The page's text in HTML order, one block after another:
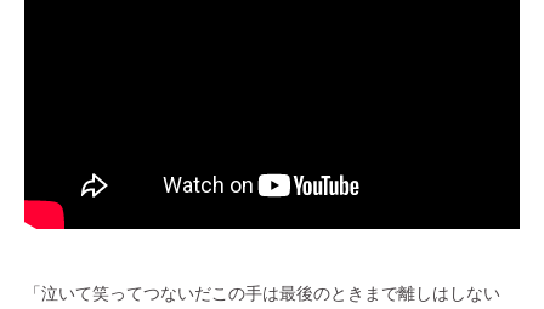
「泣いて笑ってつないだこの手は最後のときまで離しはしない